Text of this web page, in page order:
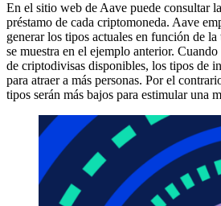
En el sitio web de Aave puede consultar
préstamo de cada criptomoneda. Aave
generar los tipos actuales en función de
se muestra en el ejemplo anterior.
de criptodivisas disponibles, los tipos de
para atraer a más personas. Por el
tipos serán más bajos para estimular una